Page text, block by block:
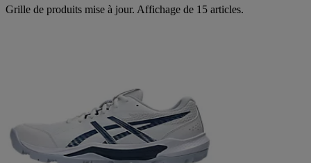
Grille de produits mise à jour. Affichage de 15 articles.